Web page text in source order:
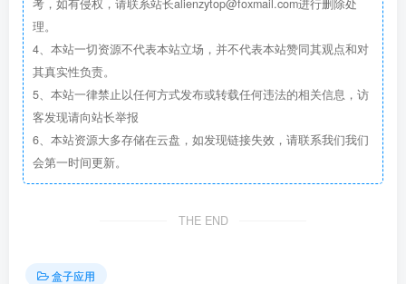
考，如有侵权，请联系站长alienzytop@foxmail.com进行删除处
理。
4、本站一切资源不代表本站立场，并不代表本站赞同其观点和对
其真实性负责。
5、本站一律禁止以任何方式发布或转载任何违法的相关信息，访
客发现请向站长举报
6、本站资源大多存储在云盘，如发现链接失效，请联系我们我们
会第一时间更新。
THE END
盒子应用